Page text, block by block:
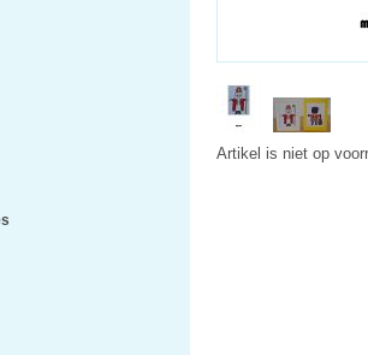
Artikel is niet op